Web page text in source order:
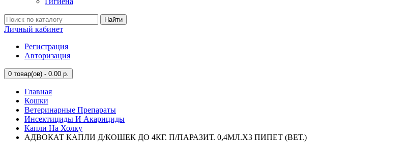
Найти
Личный кабинет
Регистрация
Авторизация
0 товар(ов) - 0.00 р.
Главная
Кошки
Ветеринарные Препараты
Инсектициды И Акарициды
Капли На Холку
АДВОКАТ КАПЛИ Д/КОШЕК ДО 4КГ. П/ПАРАЗИТ. 0,4МЛ.Х3 ПИПЕТ (ВЕТ.)